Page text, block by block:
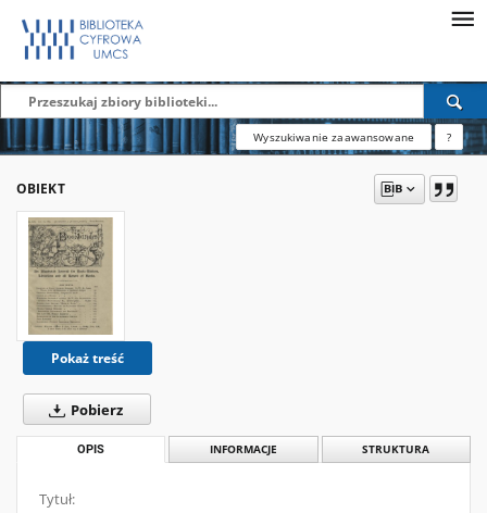
Wyszukiwanie zaawansowane ?
OBIEKT
Pokaż treść
Pobierz
OPIS INFORMACJE STRUKTURA
Tytuł: